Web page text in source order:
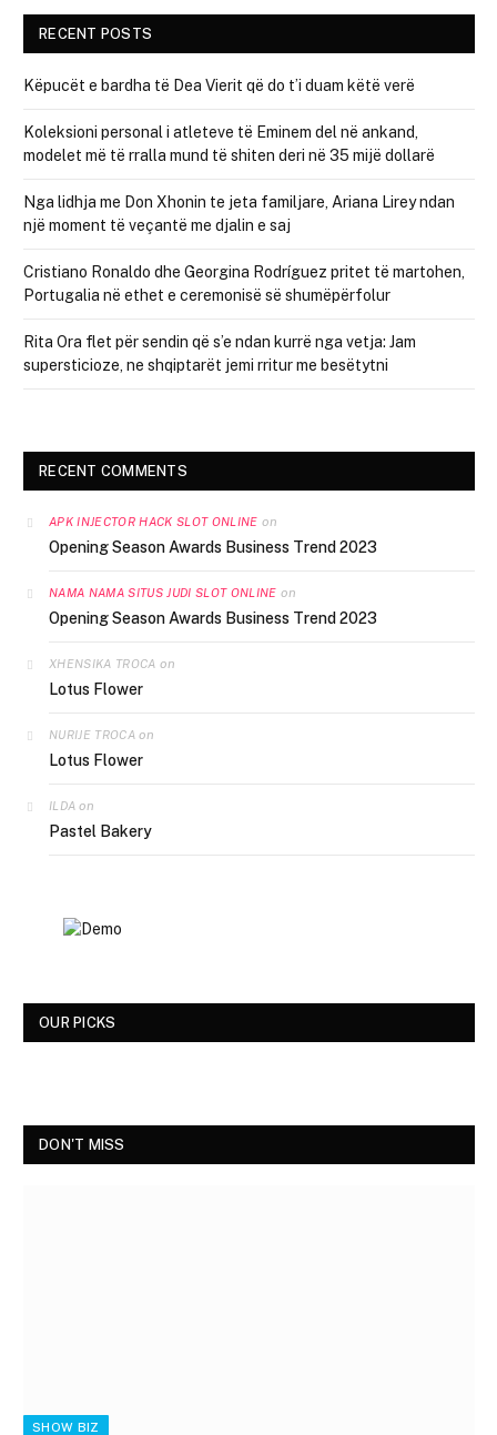
RECENT POSTS
Këpucët e bardha të Dea Vierit që do t’i duam këtë verë
Koleksioni personal i atleteve të Eminem del në ankand,
modelet më të rralla mund të shiten deri në 35 mijë dollarë
Nga lidhja me Don Xhonin te jeta familjare, Ariana Lirey ndan
një moment të veçantë me djalin e saj
Cristiano Ronaldo dhe Georgina Rodríguez pritet të martohen,
Portugalia në ethet e ceremonisë së shumëpërfolur
Rita Ora flet për sendin që s’e ndan kurrë nga vetja: Jam
supersticioze, ne shqiptarët jemi rritur me besëtytni
RECENT COMMENTS
APK INJECTOR HACK SLOT ONLINE on
Opening Season Awards Business Trend 2023
NAMA NAMA SITUS JUDI SLOT ONLINE on
Opening Season Awards Business Trend 2023
XHENSIKA TROCA on
Lotus Flower
NURIJE TROCA on
Lotus Flower
ILDA on
Pastel Bakery
OUR PICKS
DON'T MISS
SHOW BIZ